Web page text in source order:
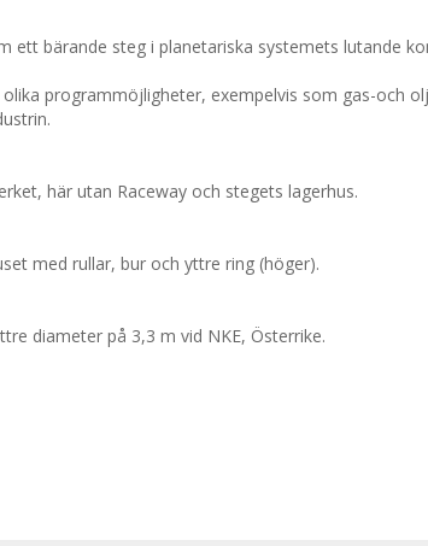
ett bärande steg i planetariska systemets lutande
programmöjligheter, exempelvis som gas-och
här utan Raceway och stegets lagerhus.
med rullar, bur och yttre ring (höger).
diameter på 3,3 m vid NKE, Österrike.